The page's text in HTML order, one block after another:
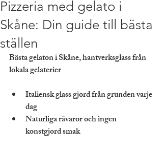
Pizzeria med gelato i
Skåne: Din guide till bästa
ställen
Bästa gelaton i Skåne, hantverksglass från
lokala gelaterier
Italiensk glass gjord från grunden varje
dag
Naturliga råvaror och ingen
konstgjord smak